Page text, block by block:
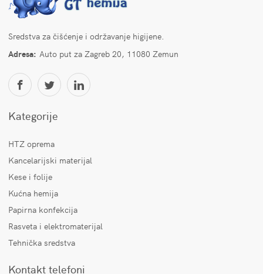
Sredstva za čišćenje i održavanje higijene.
Adresa: Auto put za Zagreb 20, 11080 Zemun
Kategorije
HTZ oprema
Kancelarijski materijal
Kese i folije
Kućna hemija
Papirna konfekcija
Rasveta i elektromaterijal
Tehnička sredstva
Kontakt telefoni